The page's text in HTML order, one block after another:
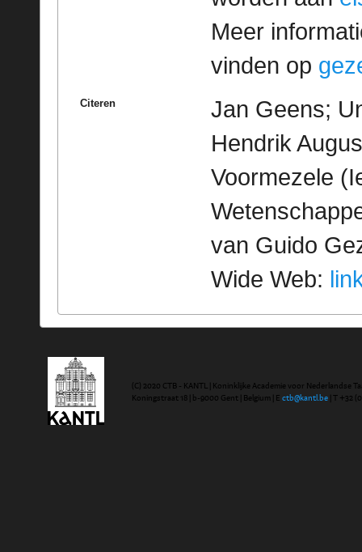
Meer
vinden op
Citeren
Jan Geens;
Hendrik
Voormezele
van Guido
Wide Web:
(C) 2020 CTB - KANTL | Koninklijke Academie voor Nederlandse
Koningstraat 18 | b-9000 Gent | Belgium | E ctb@kantl.be | T +32